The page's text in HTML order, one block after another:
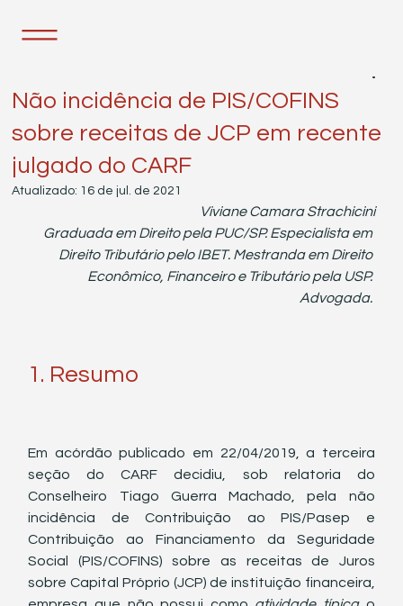
Não incidência de PIS/COFINS
sobre receitas de JCP em recente
julgado do CARF
Atualizado: 16 de jul. de 2021
Viviane Camara Strachicini
Direito Tributário pelo IBET. Mestranda em Direito
Econômico, Financeiro e Tributário pela USP.
Advogada.
1. Resumo
Em acórdão publicado em 22/04/2019, a terceira
seção do CARF decidiu, sob relatoria do
Conselheiro Tiago Guerra Machado, pela não
incidência de Contribuição ao PIS/Pasep e
Contribuição ao Financiamento da Seguridade
Social (PIS/COFINS) sobre as receitas de Juros
sobre Capital Próprio (JCP) de instituição financeira,